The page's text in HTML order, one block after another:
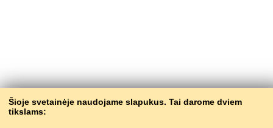
Šioje svetainėje naudojame slapukus. Tai darome dviem
tikslams: